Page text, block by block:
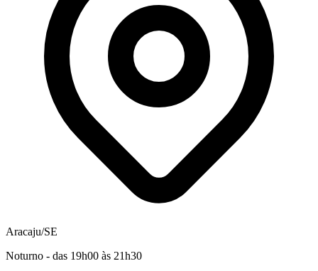
Aracaju/SE
Noturno - das 19h00 às 21h30